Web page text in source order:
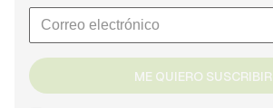
ME QUIERO SUSCRIBIR